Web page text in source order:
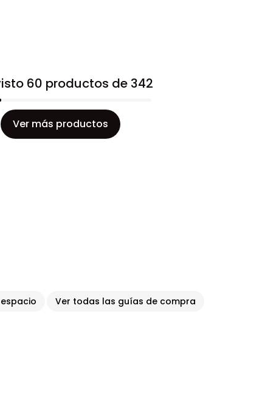
60 productos de 342
Ver más productos
Ver todas las guías de compra